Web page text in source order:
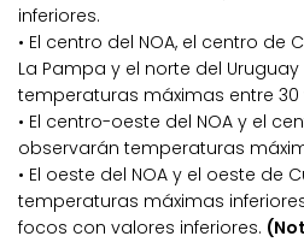
inferiores.
• El centro del NOA, el centro de
La Pampa y el norte del
temperaturas máximas entre 30
• El centro-oeste del NOA y el
observarán temperaturas
• El oeste del NOA y el oeste de
temperaturas máximas
focos con valores inferiores.